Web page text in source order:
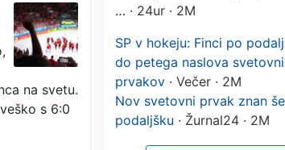
… · 24ur · 2M
SP v hokeju: Finci po
do petega naslova
prvakov · Večer · 2M
Nov svetovni prvak znan
podaljšku · Žurnal24 · 2M
na svetu.
s 6:0